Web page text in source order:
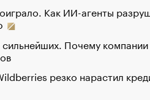
Как ИИ-агенты
Почему
резко нарастил